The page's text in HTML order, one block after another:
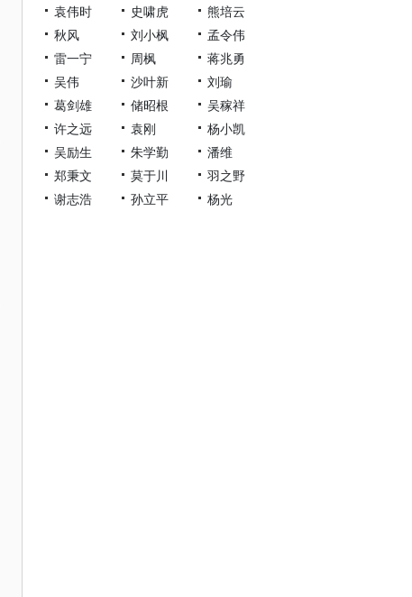
袁伟时
史啸虎
熊培云
秋风
刘小枫
孟令伟
雷一宁
周枫
蒋兆勇
吴伟
沙叶新
刘瑜
葛剑雄
储昭根
吴稼祥
许之远
袁刚
杨小凯
吴励生
朱学勤
潘维
郑秉文
莫于川
羽之野
谢志浩
孙立平 杨光